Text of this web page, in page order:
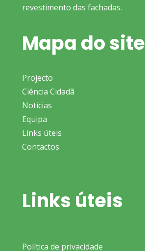
revestimento das fachadas.
Mapa do site
Projecto
Ciência Cidadã
Notícias
Equipa
Links úteis
Contactos
Links úteis
Política de privacidade